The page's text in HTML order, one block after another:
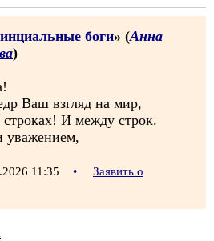
боги» (Анна
)
Ваш взгляд на мир,
строках! И между строк.
уважением,
11:35 •
Заявить о